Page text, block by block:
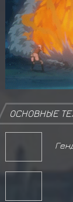
ОСНОВНЫЕ